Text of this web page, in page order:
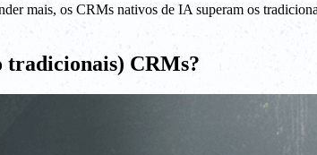
mais, os CRMs nativos de IA superam os
tradicionais) CRMs?